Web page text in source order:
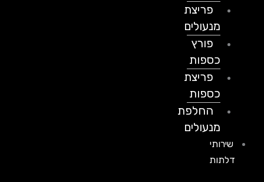
פריצת
מנעולים
פורץ
כספות
פריצת
כספות
החלפת
מנעולים
שירותי
דלתות